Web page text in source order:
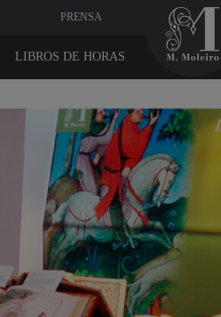
PRENSA
LIBROS DE HORAS